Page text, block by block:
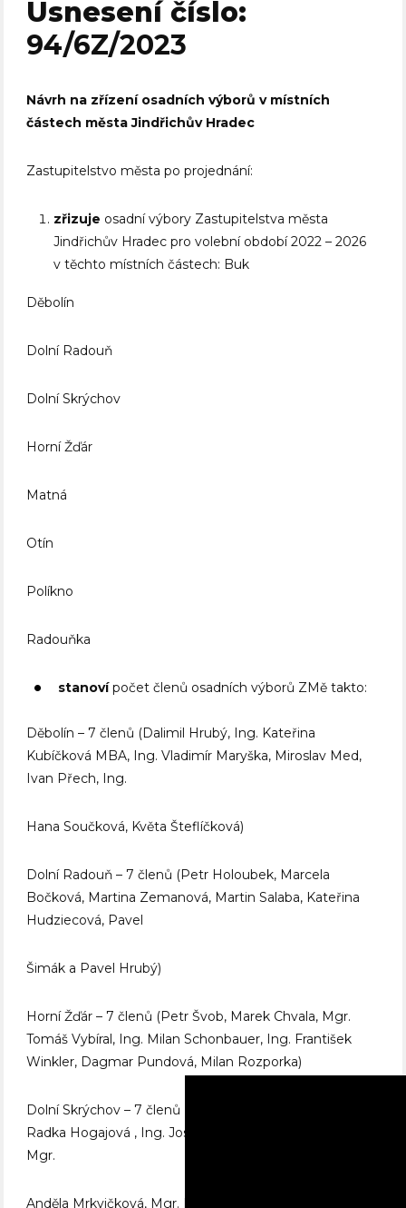
Usnesení číslo:
94/6Z/2023
Návrh na zřízení osadních výborů v místních
částech města Jindřichův Hradec
Zastupitelstvo města po projednání:
zřizuje osadní výbory Zastupitelstva města
Jindřichův Hradec pro volební období 2022 – 2026
v těchto místních částech: Buk
Děbolín
Dolní Radouň
Dolní Skrýchov
Horní Žďár
Matná
Otín
Políkno
Radouňka
stanovípočet členů osadních výborů ZMě takto:
Děbolín – 7 členů (Dalimil Hrubý, Ing. Kateřina
Kubíčková MBA, Ing. Vladimír Maryška, Miroslav Med,
Ivan Přech, Ing.
Hana Součková, Květa Šteflíčková)
Dolní Radouň – 7 členů (Petr Holoubek, Marcela
Bočková, Martina Zemanová, Martin Salaba, Kateřina
Hudziecová, Pavel
Šimák a Pavel Hrubý)
Horní Žďár – 7 členů (Petr Švob, Marek Chvala, Mgr.
Tomáš Vybíral, Ing. Milan Schonbauer, Ing. František
Winkler, Dagmar Pundová, Milan Rozporka)
Dolní Skrýchov – 7 členů (Ing. Ivo Ježek , Petr Jiránek,
Radka Hogajová , Ing. Josef Šedivý , Ing. Karel Hron,
Mgr.
Anděla Mrkvičková, Mgr. Petra Fialová)